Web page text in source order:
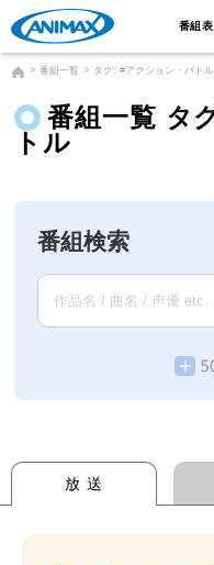
番組表
番組一覧 タグ: #アクション・バトル
番組一覧 タ
トル
番組検索
放 送